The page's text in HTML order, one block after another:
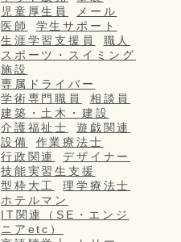
児童厚生員
メール
医師
学生サポート
生涯学習支援員
職人
スポーツ・スイミング
施設
専属ドライバー
学術専門職員
相談員
建築・土木・建設
介護福祉士
遊戯関連
設備
作業療法士
行政関連
デザイナー
技能実習生支援
型枠大工
理学療法士
ホテルマン
IT関連（SE・エンジ
ニアetc）